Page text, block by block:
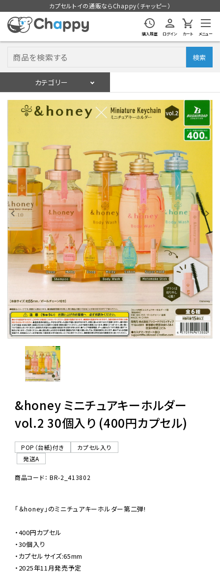
カプセルトイの通販ならChappy（チャッピー）
購入履歴 ログイン カート メニュー
検索
カテゴリー
ログイン 会員登録
カプセルトイマシン本体
カプセルトイ
販促用空カプセル
レンタル
景品・玩具・文具
よくあるご質問
06-6282-7659
&honey ミニチュアキーホルダー
vol.2 30個入り (400円カプセル)
POP（台紙)付き
カプセル入り
発送A
商品コード： BR-2_413802
「＆honey」のミニチュアキーホルダー第二弾!
・400円カプセル
・30個入り
・カプセルサイズ:65mm
・2025年11月発売予定